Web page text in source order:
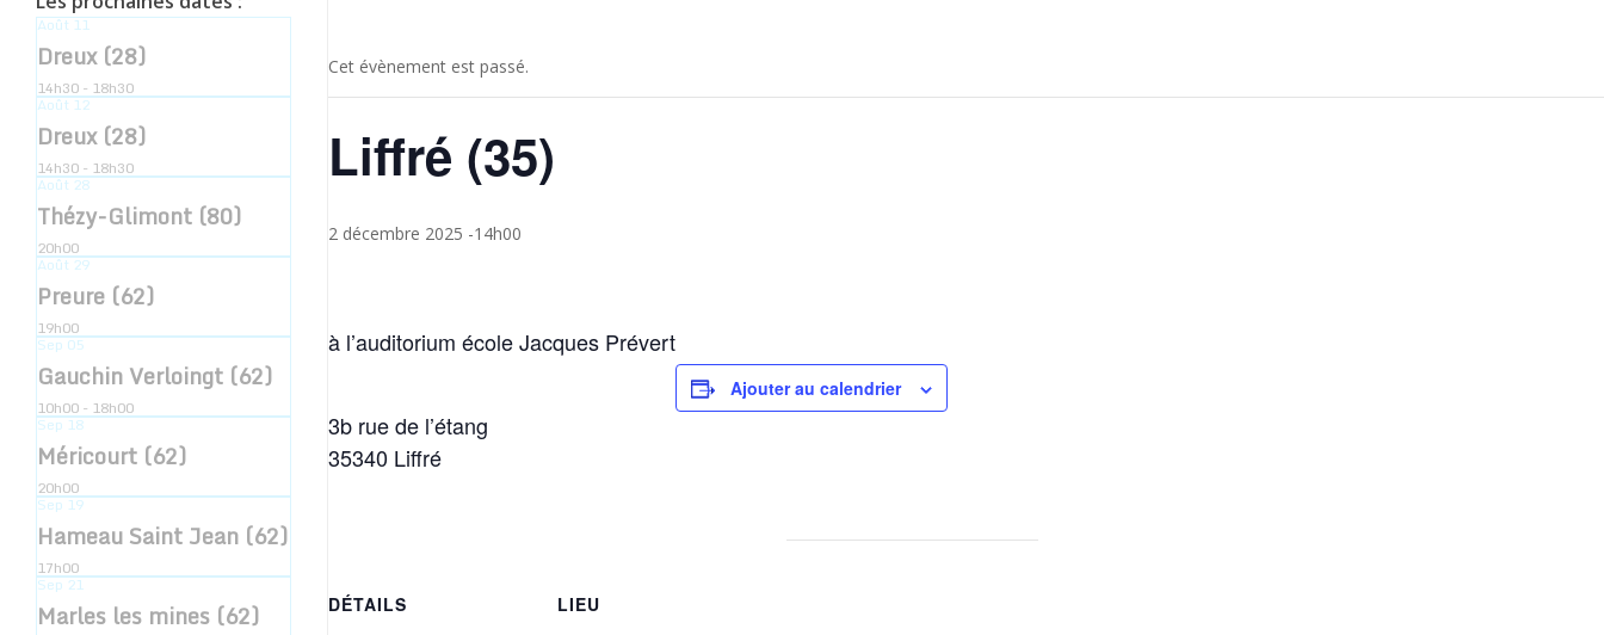
La Nuit des Rois
Un président aurait pu dire tout
ça
Cami
Friends
La belle vie
Le dernier jour d’un condamné
Des couteaux dans les poules
Les sifflets de monsieur Babouch
Le cabaret des engagés
Le médecin malgré lui
The Island
Route Boulogne
Août11
Dreux (28)
14h30 - 18h30
Août12
Dreux (28)
14h30 - 18h30
Août28
Thézy-Glimont (80)
20h00
Août29
Preure (62)
19h00
Sep05
Gauchin Verloingt (62)
10h00 - 18h00
Sep18
Méricourt (62)
20h00
Sep19
Hameau Saint Jean (62)
17h00
Sep21
Marles les mines (62)
Cet évènement est passé.
Liffré (35)
2 décembre 2025 -14h00
à l’auditorium école Jacques Prévert
3b rue de l’étang
35340 Liffré
Ajouter au calendrier
DÉTAILS LIEU